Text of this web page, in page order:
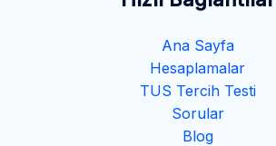
Ana Sayfa
Hesaplamalar
TUS Tercih Testi
Sorular
Blog